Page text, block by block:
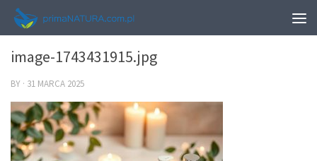
0
image-1743431915.jpg
BY · 31 MARCA 2025